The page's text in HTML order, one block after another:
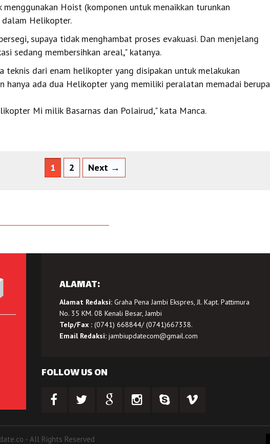
Hoist (komponen untuk menaikkan turunkan
dalam Helikopter.
supaya tidak menghambat proses evakuasi. Dan menjelang
sedang membersihkan areal," katanya.
teknis dari enam helikopter yang disipakan untuk melakukan
hanya ada dua Helikopter yang memiliki peralatan memadai berupa
Mi milik Basarnas dan Polairud," kata Manca.
1 2 Next →
ALAMAT:
Alamat Redaksi:Graha Pena Jambi Ekspres, Jl. Kapt. Pattimura
No. 35 KM. 08 Kenali Besar, Jambi
Telp/Fax :(0741) 668844/ (0741)667338.
Email Redaksi: jambiupdatecom@gmail.com
FOLLOW US ON
- All Rights Reserved